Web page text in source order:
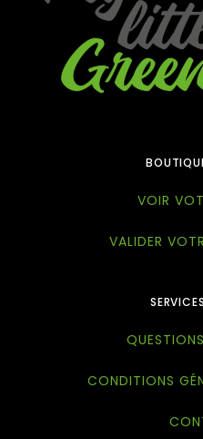
VOIR
VALIDER
CONDITIONS